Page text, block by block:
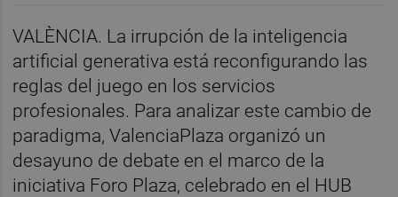
VALÈNCIA. La irrupción de la inteligencia
artificial generativa está reconfigurando las
reglas del juego en los servicios
profesionales. Para analizar este cambio de
paradigma, ValenciaPlaza organizó un
desayuno de debate en el marco de la
iniciativa Foro Plaza, celebrado en el HUB